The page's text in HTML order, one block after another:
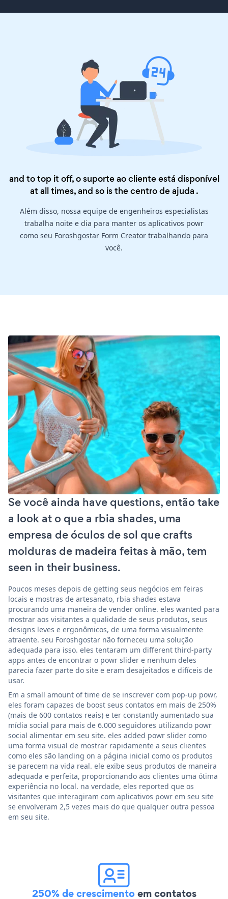
and to top it off, o suporte ao cliente está disponível
at all times, and so is thecentro de ajuda .
Além disso, nossa equipe de engenheiros especialistas
trabalha noite e dia para manter os aplicativos powr
como seu Foroshgostar Form Creator trabalhando para
você.
Se você ainda have questions, então take
a look at o que a rbia shades, uma
empresa de óculos de sol que crafts
molduras de madeira feitas à mão, tem
seen in their business.
Poucos meses depois de getting seus negócios em feiras
locais e mostras de artesanato, rbia shades estava
procurando uma maneira de vender online. eles wanted para
mostrar aos visitantes a qualidade de seus produtos, seus
designs leves e ergonômicos, de uma forma visualmente
atraente. seu Foroshgostar não forneceu uma solução
adequada para isso. eles tentaram um different third-party
apps antes de encontrar o powr slider e nenhum deles
parecia fazer parte do site e eram desajeitados e difíceis de
usar.
Em a small amount of time de se inscrever com pop-up powr,
eles foram capazes de boost seus contatos em mais de 250%
(mais de 600 contatos reais) e ter constantly aumentado sua
mídia social para mais de 6.000 seguidores utilizando powr
social alimentar em seu site. eles added powr slider como
uma forma visual de mostrar rapidamente a seus clientes
como eles são landing on a página inicial como os produtos
se parecem na vida real. ele exibe seus produtos de maneira
adequada e perfeita, proporcionando aos clientes uma ótima
experiência no local. na verdade, eles reported que os
visitantes que interagiram com aplicativos powr em seu site
se envolveram 2,5 vezes mais do que qualquer outra pessoa
em seu site.
250% de crescimentoem contatos